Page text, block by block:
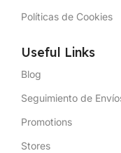
Políticas de Cookies
Useful Links
Blog
Seguimiento de
Promotions
Stores